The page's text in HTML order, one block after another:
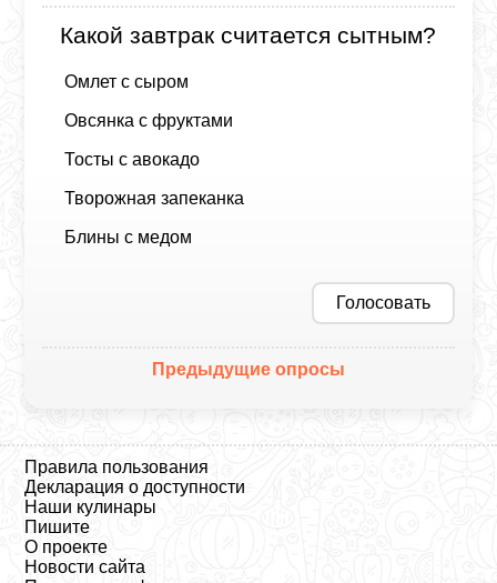
Какой завтрак считается сытным?
Омлет с сыром
Овсянка с фруктами
Тосты с авокадо
Творожная запеканка
Блины с медом
Голосовать
Предыдущие опросы
Правила пользования
Декларация о доступности
Наши кулинары
Пишите
О проекте
Новости сайта